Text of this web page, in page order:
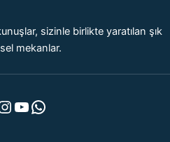
sizinle birlikte yaratılan şık
mekanlar.
YouTube
WhatsApp